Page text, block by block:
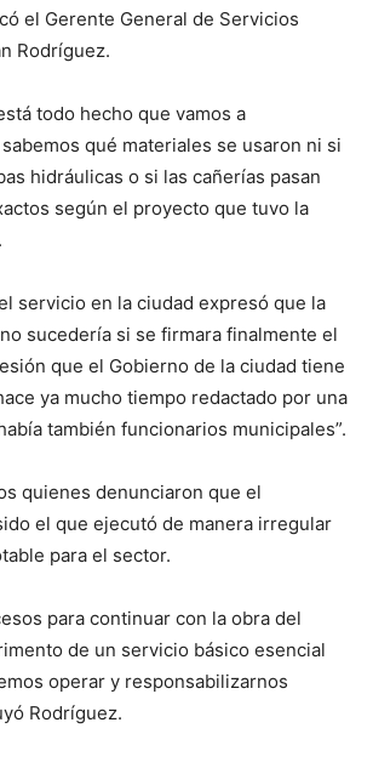
el Gerente General de Servicios
Rodríguez.
todo hecho que vamos a
qué materiales se usaron ni si
hidráulicas o si las cañerías pasan
según el proyecto que tuvo la
servicio en la ciudad expresó que la
sucedería si se firmara finalmente el
que el Gobierno de la ciudad tiene
ya mucho tiempo redactado por una
también funcionarios municipales”.
quienes denunciaron que el
el que ejecutó de manera irregular
para el sector.
para continuar con la obra del
de un servicio básico esencial
operar y responsabilizarnos
Rodríguez.